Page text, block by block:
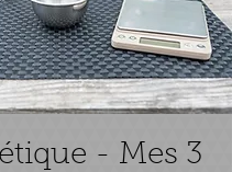
- Mes 3